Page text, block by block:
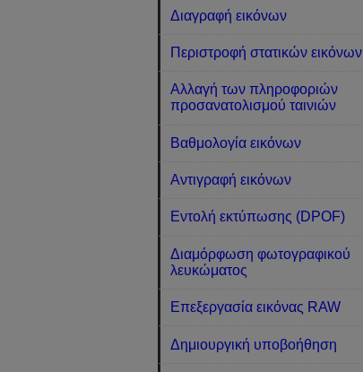
Διαγραφή εικόνων
Περιστροφή στατικών εικόνων
Αλλαγή των πληροφοριών
προσανατολισμού ταινιών
Βαθμολογία εικόνων
Αντιγραφή εικόνων
Εντολή εκτύπωσης (DPOF)
Διαμόρφωση φωτογραφικού
λευκώματος
Επεξεργασία εικόνας RAW
Δημιουργική υποβοήθηση